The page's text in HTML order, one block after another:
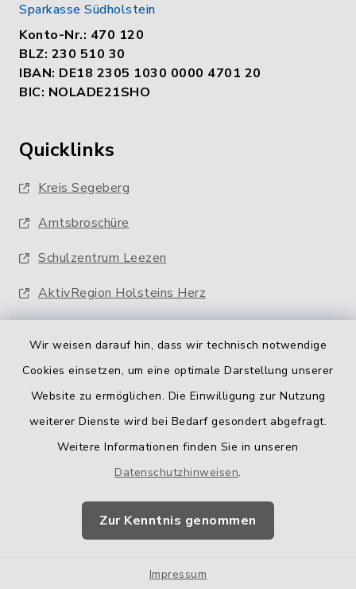
Wir weisen darauf hin, dass wir technisch notwendige
Cookies einsetzen, um eine optimale Darstellung unserer
Website zu ermöglichen. Die Einwilligung zur Nutzung
weiterer Dienste wird bei Bedarf gesondert abgefragt.
Weitere Informationen finden Sie in unseren
Datenschutzhinweisen.
Zur Kenntnis genommen
Impressum
Sparkasse Südholstein
Konto-Nr.: 470 120
BLZ: 230 510 30
IBAN: DE18 2305 1030 0000 4701 20
BIC: NOLADE21SHO
Quicklinks
Kreis Segeberg
Amtsbroschüre
Schulzentrum Leezen
AktivRegion Holsteins Herz
Barrierefreiheit
Impressum
Sitemap